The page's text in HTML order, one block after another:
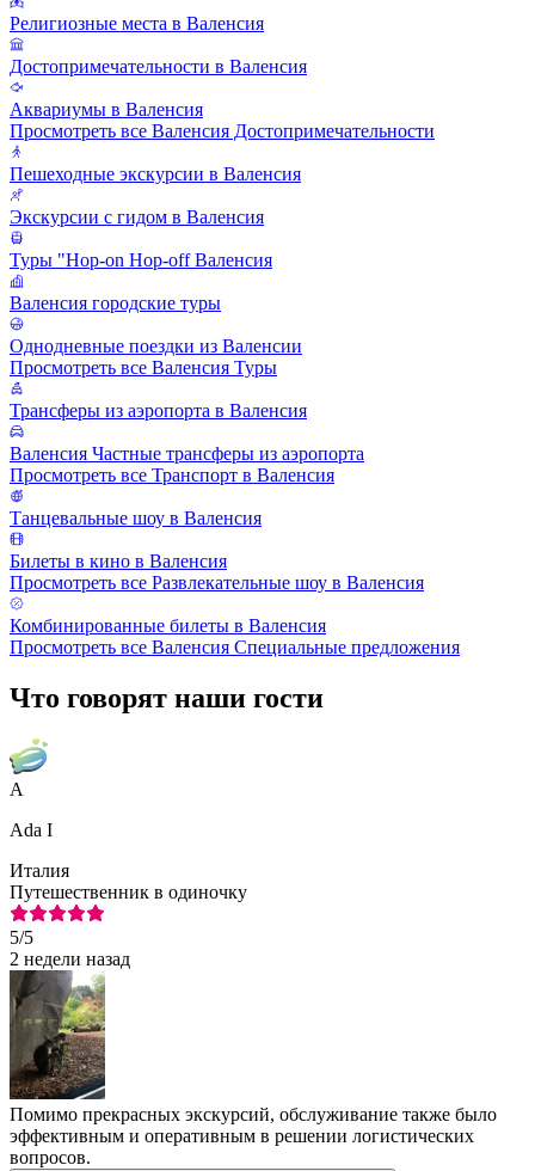
Религиозные места в Валенсия
Достопримечательности в Валенсия
Аквариумы в Валенсия
Просмотреть все Валенсия Достопримечательности
Пешеходные экскурсии в Валенсия
Экскурсии с гидом в Валенсия
Туры "Hop-on Hop-off Валенсия
Валенсия городские туры
Однодневные поездки из Валенсии
Просмотреть все Валенсия Туры
Трансферы из аэропорта в Валенсия
Валенсия Частные трансферы из аэропорта
Просмотреть все Транспорт в Валенсия
Танцевальные шоу в Валенсия
Билеты в кино в Валенсия
Просмотреть все Развлекательные шоу в Валенсия
Комбинированные билеты в Валенсия
Просмотреть все Валенсия Специальные предложения
Что говорят наши гости
A
Ada I
Италия
Путешественник в одиночку
5/5
2 недели назад
Помимо прекрасных экскурсий, обслуживание также было
эффективным и оперативным в решении логистических
вопросов.